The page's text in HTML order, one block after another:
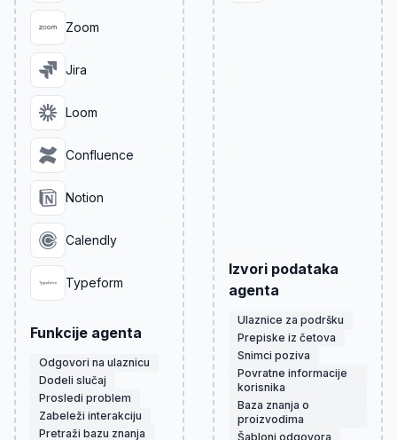
Zoom
Jira
Loom
Confluence
Notion
Calendly
Typeform
Funkcije agenta
Odgovori na ulaznicu
Dodeli slučaj
Prosledi problem
Zabeleži interakciju
Pretraži bazu znanja
Izvori podataka
agenta
Ulaznice za podršku
Prepiske iz četova
Snimci poziva
Povratne informacije
korisnika
Baza znanja o
proizvodima
Šabloni odgovora